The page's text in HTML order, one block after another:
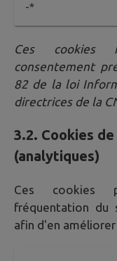
-*
Ces cookies
consentement
82 de la loi
directrices de la
3.2. Cookies
(analytiques)
Ces cookies
fréquentation du
afin d'en